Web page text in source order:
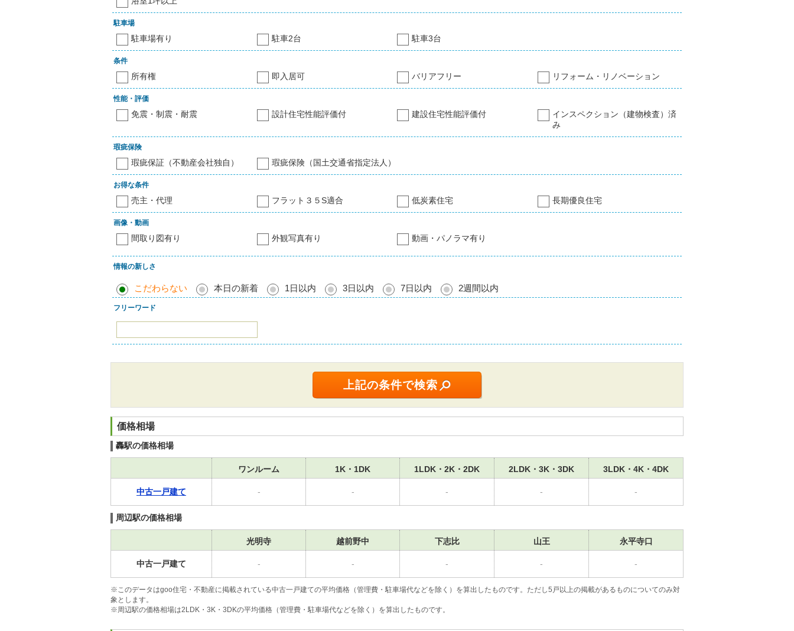
駐車場
駐車場有り 駐車2台 駐車3台
条件
所有権 即入居可 バリアフリー リフォーム・リノベーション
性能・評価
免震・制震・耐震 設計住宅性能評価付 建設住宅性能評価付
インスペクション（建物検査）済
み
瑕疵保険
瑕疵保証（不動産会社独自） 瑕疵保険（国土交通省指定法人）
お得な条件
売主・代理 フラット３５S適合 低炭素住宅 長期優良住宅
画像・動画
間取り図有り 外観写真有り 動画・パノラマ有り
情報の新しさ
こだわらない 本日の新着 1日以内 3日以内 7日以内 2週間以内
フリーワード
価格相場
轟駅の価格相場
ワンルーム 1K・1DK 1LDK・2K・2DK 2LDK・3K・3DK 3LDK・4K・4DK
中古一戸建て - - - - -
周辺駅の価格相場
光明寺 越前野中 下志比 山王 永平寺口
中古一戸建て - - - - -
※このデータはgoo住宅・不動産に掲載されている中古一戸建ての平均価格（管理費・駐車場代などを除く）を算出したものです。ただし5戸以上の掲載があるものについてのみ対
象とします。
※周辺駅の価格相場は2LDK・3K・3DKの平均価格（管理費・駐車場代などを除く）を算出したものです。